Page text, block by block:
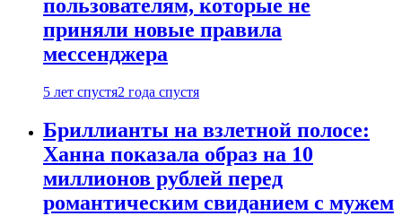
пользователям, которые не
приняли новые правила
мессенджера
5 лет спустя2 года спустя
Бриллианты на взлетной полосе:
Ханна показала образ на 10
миллионов рублей перед
романтическим свиданием с мужем